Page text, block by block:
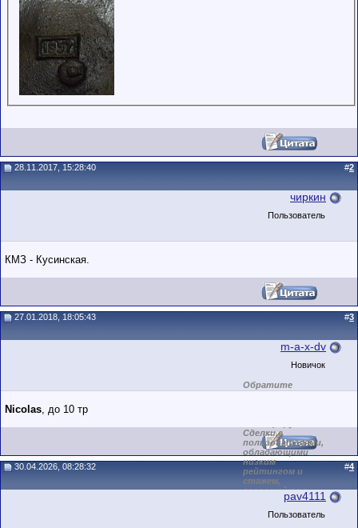
28.11.2017, 15:28:40 #2
чиркин
Пользователь
КМЗ - Кусинская.
27.01.2018, 18:05:43 #3
m-a-x-dv
Новичок
Обратите
внимание на
Сделки с
пользователями,
обладающими
низким
рейтингом и
стажем,
совершайте с
осторожностью!
Nicolas, до 10 тр
30.04.2026, 08:28:32 #4
pav4111
Пользователь